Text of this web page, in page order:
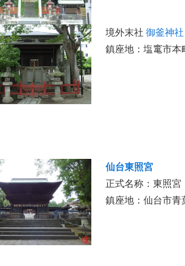
境外末社 御釜神社
鎮座地：塩竃市本
仙台東照宮
正式名称：東照宮
鎮座地：仙台市青